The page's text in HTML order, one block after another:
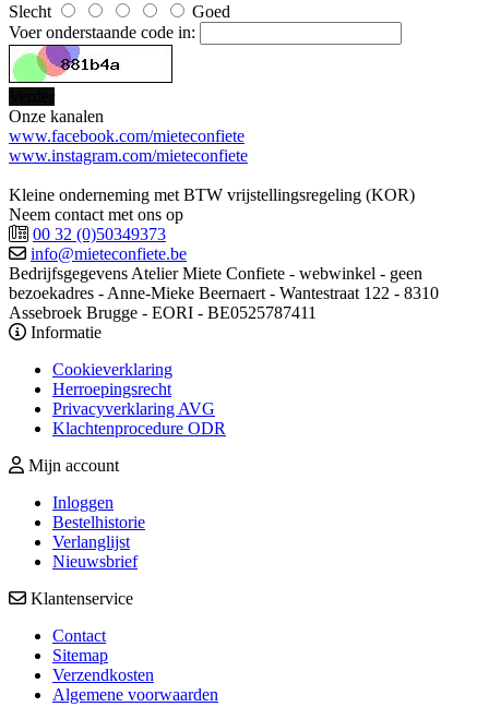
Slecht
Goed
Voer onderstaande code in:
Onze kanalen
www.facebook.com/mieteconfiete
www.instagram.com/mieteconfiete
Kleine onderneming met BTW vrijstellingsregeling (KOR)
Neem contact met ons op
00 32 (0)50349373
info@mieteconfiete.be
Bedrijfsgegevens Atelier Miete Confiete - webwinkel - geen
bezoekadres - Anne-Mieke Beernaert - Wantestraat 122 - 8310
Assebroek Brugge - EORI - BE0525787411
Informatie
Cookieverklaring
Herroepingsrecht
Privacyverklaring AVG
Klachtenprocedure ODR
Mijn account
Inloggen
Bestelhistorie
Verlanglijst
Nieuwsbrief
Klantenservice
Contact
Sitemap
Verzendkosten
Algemene voorwaarden